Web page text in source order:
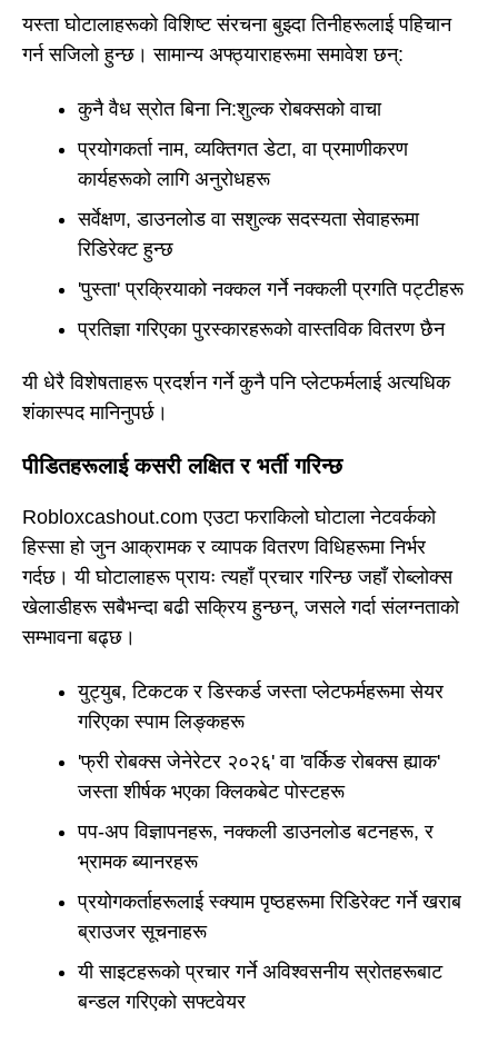
यस्ता घोटालाहरूको विशिष्ट संरचना बुझ्दा तिनीहरूलाई पहिचान
गर्न सजिलो हुन्छ। सामान्य अफ्ठ्याराहरूमा समावेश छन्:
कुनै वैध स्रोत बिना नि:शुल्क रोबक्सको वाचा
प्रयोगकर्ता नाम, व्यक्तिगत डेटा, वा प्रमाणीकरण
कार्यहरूको लागि अनुरोधहरू
सर्वेक्षण, डाउनलोड वा सशुल्क सदस्यता सेवाहरूमा
रिडिरेक्ट हुन्छ
'पुस्ता' प्रक्रियाको नक्कल गर्ने नक्कली प्रगति पट्टीहरू
प्रतिज्ञा गरिएका पुरस्कारहरूको वास्तविक वितरण छैन
यी धेरै विशेषताहरू प्रदर्शन गर्ने कुनै पनि प्लेटफर्मलाई अत्यधिक
शंकास्पद मानिनुपर्छ।
पीडितहरूलाई कसरी लक्षित र भर्ती गरिन्छ
Robloxcashout.com एउटा फराकिलो घोटाला नेटवर्कको
हिस्सा हो जुन आक्रामक र व्यापक वितरण विधिहरूमा निर्भर
गर्दछ। यी घोटालाहरू प्रायः त्यहाँ प्रचार गरिन्छ जहाँ रोब्लोक्स
खेलाडीहरू सबैभन्दा बढी सक्रिय हुन्छन्, जसले गर्दा संलग्नताको
सम्भावना बढ्छ।
युट्युब, टिकटक र डिस्कर्ड जस्ता प्लेटफर्महरूमा सेयर
गरिएका स्पाम लिङ्कहरू
'फ्री रोबक्स जेनेरेटर २०२६' वा 'वर्किङ रोबक्स ह्याक'
जस्ता शीर्षक भएका क्लिकबेट पोस्टहरू
पप-अप विज्ञापनहरू, नक्कली डाउनलोड बटनहरू, र
भ्रामक ब्यानरहरू
प्रयोगकर्ताहरूलाई स्क्याम पृष्ठहरूमा रिडिरेक्ट गर्ने खराब
ब्राउजर सूचनाहरू
यी साइटहरूको प्रचार गर्ने अविश्वसनीय स्रोतहरूबाट
बन्डल गरिएको सफ्टवेयर